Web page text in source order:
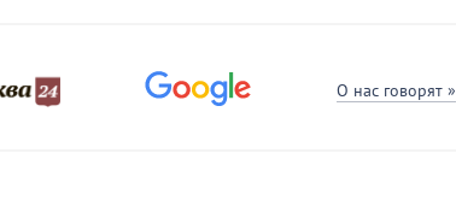
О нас говорят »